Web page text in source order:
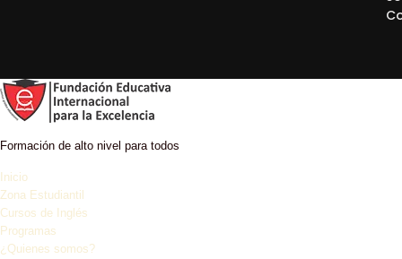
Formación de alto nivel para todos
Inicio
Zona Estudiantil
Cursos de Inglés
Programas
¿Quienes somos?